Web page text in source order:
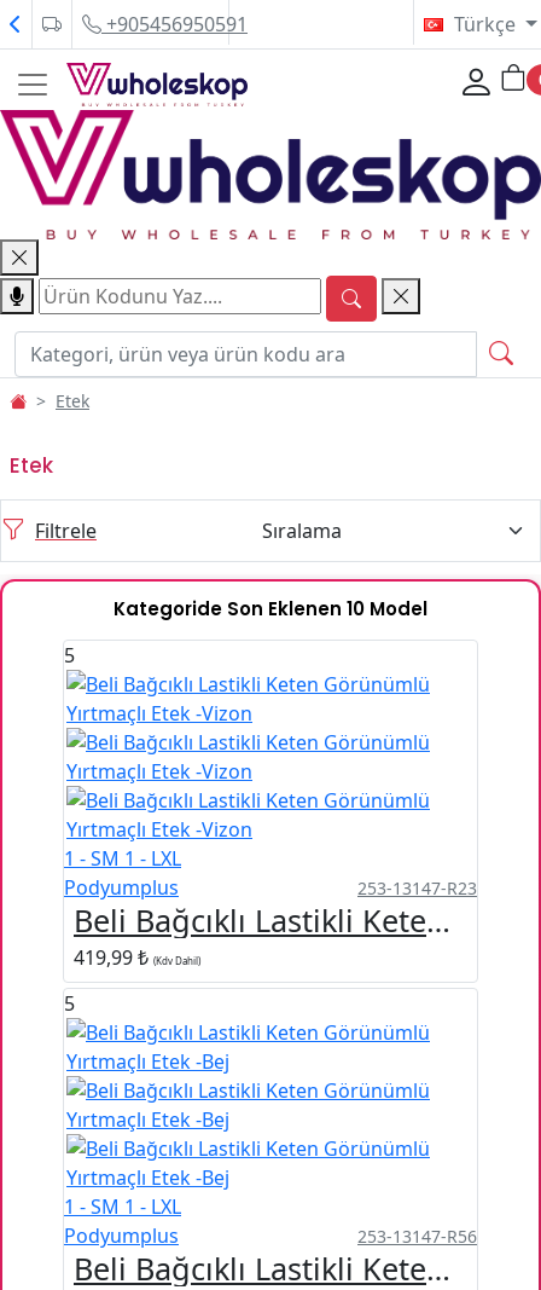
+905456950591 Türkçe
Etek
Etek
Filtrele
Kategoride Son Eklenen 10 Model
5
1 - SM 1 - LXL
Podyumplus
253-13147-R23
Beli Bağcıklı Lastikli Keten Görünümlü Yırtmaçlı Etek -Vizon
419,99 ₺ (Kdv Dahil)
5
1 - SM 1 - LXL
Podyumplus
253-13147-R56
Beli Bağcıklı Lastikli Keten Görünümlü Yırtmaçlı Etek -Bej